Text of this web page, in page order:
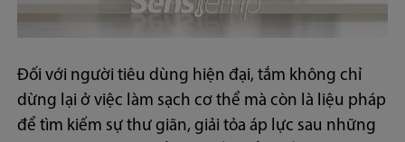
Đối với người tiêu dùng hiện đại, tắm không chỉ
dừng lại ở việc làm sạch cơ thể mà còn là liệu pháp
để tìm kiếm sự thư giãn, giải tỏa áp lực sau những